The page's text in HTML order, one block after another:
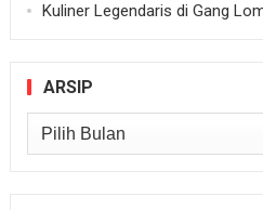
Kuliner Legendaris di Gang
ARSIP
Arsip